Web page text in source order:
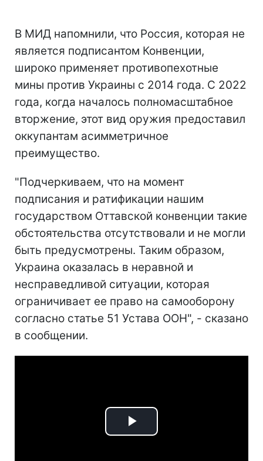
В МИД напомнили, что Россия, которая не
является подписантом Конвенции,
широко применяет противопехотные
мины против Украины с 2014 года. С 2022
года, когда началось полномасштабное
вторжение, этот вид оружия предоставил
оккупантам асимметричное
преимущество.
"Подчеркиваем, что на момент
подписания и ратификации нашим
государством Оттавской конвенции такие
обстоятельства отсутствовали и не могли
быть предусмотрены. Таким образом,
Украина оказалась в неравной и
несправедливой ситуации, которая
ограничивает ее право на самооборону
согласно статье 51 Устава ООН", - сказано
в сообщении.
Play